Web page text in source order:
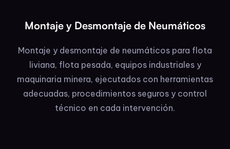
Montaje y Desmontaje de Neumáticos
Montaje y desmontaje de neumáticos para flota
liviana, flota pesada, equipos industriales y
maquinaria minera, ejecutados con herramientas
adecuadas, procedimientos seguros y control
técnico en cada intervención.